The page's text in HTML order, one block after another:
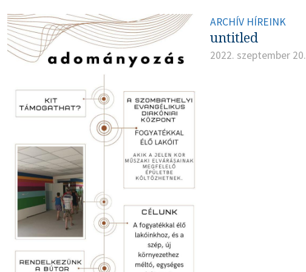
ARCHÍV HÍREINK
untitled
2022. szeptember 20.